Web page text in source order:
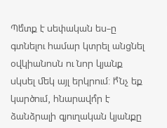
Պե՞տք է սեփական ես-ը
գտնելու համար կտրել անցնել
օվկիանոսն ու նոր կյանք
սկսել մեկ այլ երկրում: Ի՞նչ եք
կարծում, հնարավո՞ր է
ձանձրալի գյուղական կյանքը